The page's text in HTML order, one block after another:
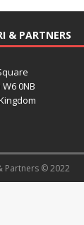
& PARTNERS
0NB
Partners © 2022